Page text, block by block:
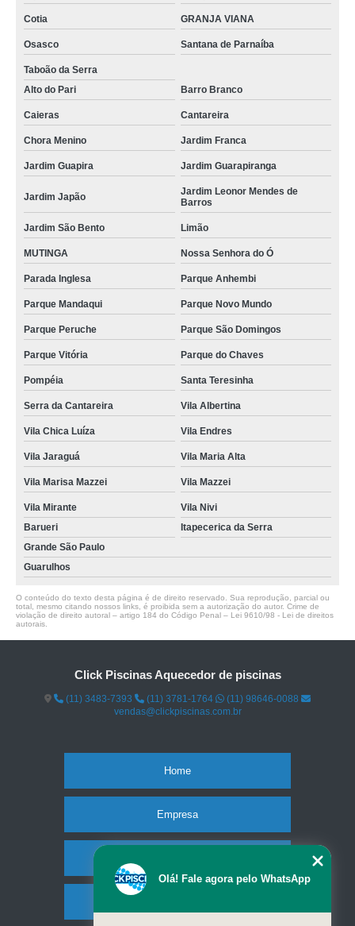
Cotia GRANJA VIANA
Osasco Santana de Parnaíba
Taboão da Serra
Alto do Pari
Barro Branco
Caieras Cantareira
Chora Menino Jardim Franca
Jardim Guapira Jardim Guarapiranga
Jardim Japão
Jardim Leonor Mendes de
Barros
Jardim São Bento Limão
MUTINGA Nossa Senhora do Ó
Parada Inglesa Parque Anhembi
Parque Mandaqui Parque Novo Mundo
Parque Peruche Parque São Domingos
Parque Vitória Parque do Chaves
Pompéia Santa Teresinha
Serra da Cantareira Vila Albertina
Vila Chica Luíza Vila Endres
Vila Jaraguá Vila Maria Alta
Vila Marisa Mazzei Vila Mazzei
Vila Mirante
Vila Nivi
Barueri
Itapecerica da Serra
Grande São Paulo
Guarulhos
O conteúdo do texto desta página é de direito reservado. Sua reprodução, parcial ou
total, mesmo citando nossos links, é proibida sem a autorização do autor. Crime de
violação de direito autoral – artigo 184 do Código Penal – Lei 9610/98 - Lei de direitos
autorais
Click Piscinas Aquecedor de piscinas
(11) 3483-7393 (11) 3781-1764
(11) 98646-0088
vendas@clickpiscinas.com.br
Home
Empresa
Olá! Fale agora pelo WhatsApp